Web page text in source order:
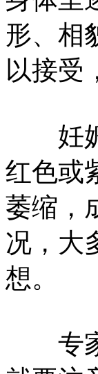
形、相
以接受
妊娠
红色或
萎缩，
况，大
想。
专家